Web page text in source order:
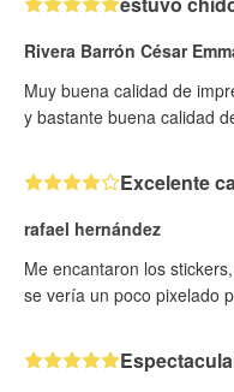
Rivera Barrón César
Muy buena calidad de
y bastante buena calidad
Excelente
rafael hernández
Me encantaron los
se vería un poco pixelado